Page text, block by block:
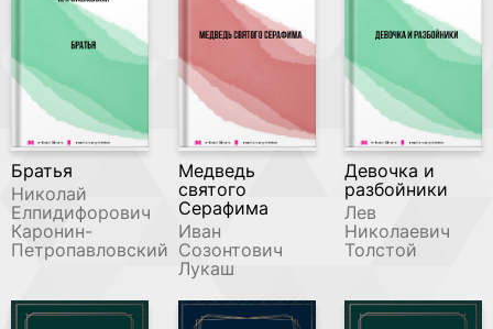
Братья
Николай
Елпидифорович
Каронин-
Петропавловский
Медведь
святого
Серафима
Иван
Созонтович
Лукаш
Девочка и
разбойники
Лев
Николаевич
Толстой